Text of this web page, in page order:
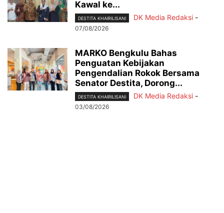
Kawal ke...
DESTITA KHAIRILISANI DK Media Redaksi -
07/08/2026
MARKO Bengkulu Bahas
Penguatan Kebijakan
Pengendalian Rokok Bersama
Senator Destita, Dorong...
DESTITA KHAIRILISANI DK Media Redaksi -
03/08/2026